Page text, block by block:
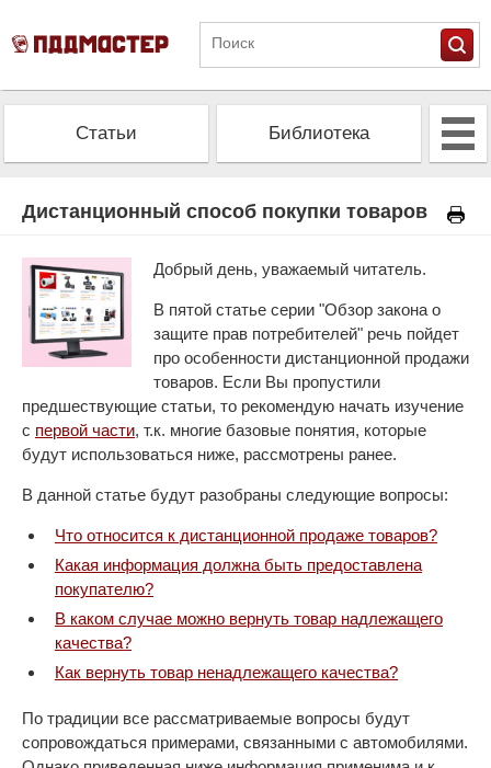
Статьи Библиотека
Проверить штрафы Калькулятор ОСАГО
Дистанционный способ покупки товаров
Добрый день, уважаемый читатель.
В пятой статье серии "Обзор закона о
защите прав потребителей" речь пойдет
про особенности дистанционной продажи
товаров. Если Вы пропустили
предшествующие статьи, то рекомендую начать изучение
с первой части, т.к. многие базовые понятия, которые
будут использоваться ниже, рассмотрены ранее.
В данной статье будут разобраны следующие вопросы:
Что относится к дистанционной продаже товаров?
Какая информация должна быть предоставлена
покупателю?
В каком случае можно вернуть товар надлежащего
качества?
Как вернуть товар ненадлежащего качества?
По традиции все рассматриваемые вопросы будут
сопровождаться примерами, связанными с автомобилями.